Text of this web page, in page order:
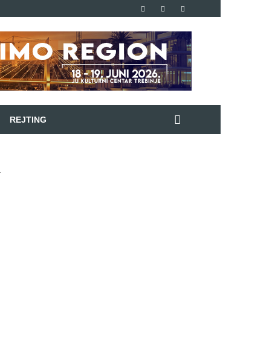
REJTING